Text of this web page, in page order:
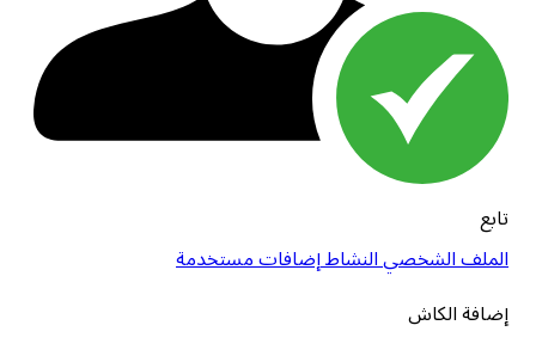
تابع
الملف الشخصيالنشاطإضافات مستخدمة
إضافة الكاش